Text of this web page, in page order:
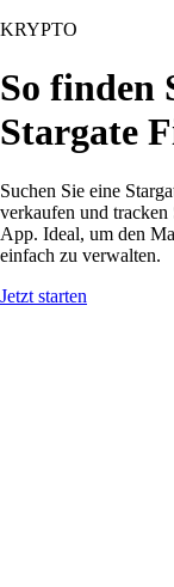
KRYPTO
So finden
Stargate
Suchen Sie eine
verkaufen und
App. Ideal, um den
einfach zu verwalten.
Jetzt starten